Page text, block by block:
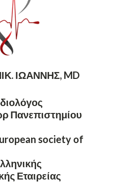
ΙΩΑΝΝΗΣ, MD
Πανεπιστημίου
society of
Εταιρείας